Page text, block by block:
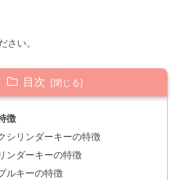
さい。
目次
徴
シリンダーキーの特徴
ンダーキーの特徴
ルキーの特徴